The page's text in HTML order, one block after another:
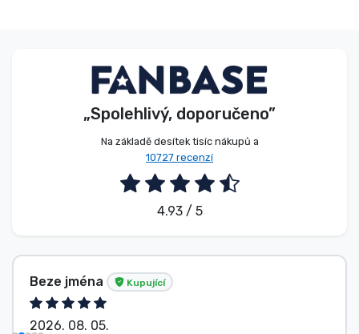
„Spolehlivý, doporučeno”
Na základě desítek tisíc nákupů a
10727 recenzí
4.93 / 5
Beze jména Kupující
2026. 08. 05.